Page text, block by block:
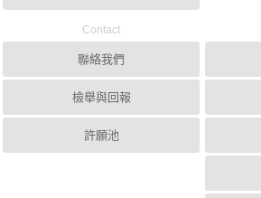
Contact
聯絡我們
檢舉與回報
許願池